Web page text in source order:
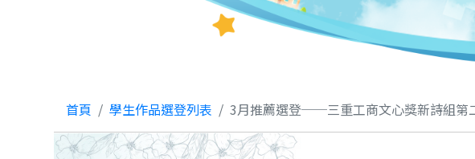
首頁 學生作品選登列表 3月推薦選登──三重工商文心獎新詩組第